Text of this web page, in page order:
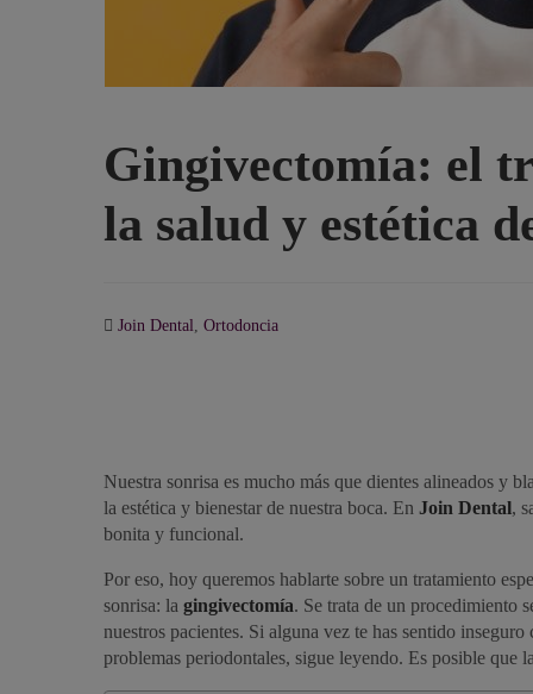
Gingivectomía: el
la salud y estética
Join Dental, Ortodoncia
Nuestra sonrisa es mucho más que dientes alineados y
la estética y bienestar de nuestra boca. En Join Dental,
bonita y funcional.
Por eso, hoy queremos hablarte sobre un tratamiento
sonrisa: la gingivectomía. Se trata de un procedimiento
nuestros pacientes. Si alguna vez te has sentido
problemas periodontales, sigue leyendo. Es posible que